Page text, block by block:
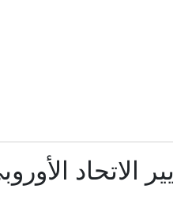
إلى بغداد ومراقبة لتحركات
خلط أوراق المواجهة في